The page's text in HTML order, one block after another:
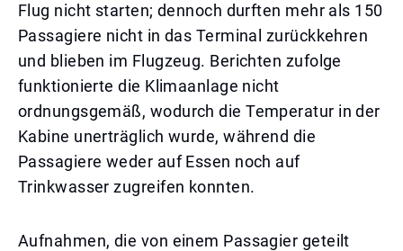
Flug nicht starten; dennoch durften mehr als 150
Passagiere nicht in das Terminal zurückkehren
und blieben im Flugzeug. Berichten zufolge
funktionierte die Klimaanlage nicht
ordnungsgemäß, wodurch die Temperatur in der
Kabine unerträglich wurde, während die
Passagiere weder auf Essen noch auf
Trinkwasser zugreifen konnten.
Aufnahmen, die von einem Passagier geteilt